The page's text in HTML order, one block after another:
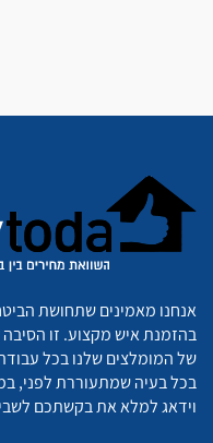
אנחנו מאמינים שתחושת
בהזמנת איש מקצוע. זו
של המומלצים שלנו בכל
בכל בעיה שמתעוררת לפני,
וידאג למלא את בקשתכם